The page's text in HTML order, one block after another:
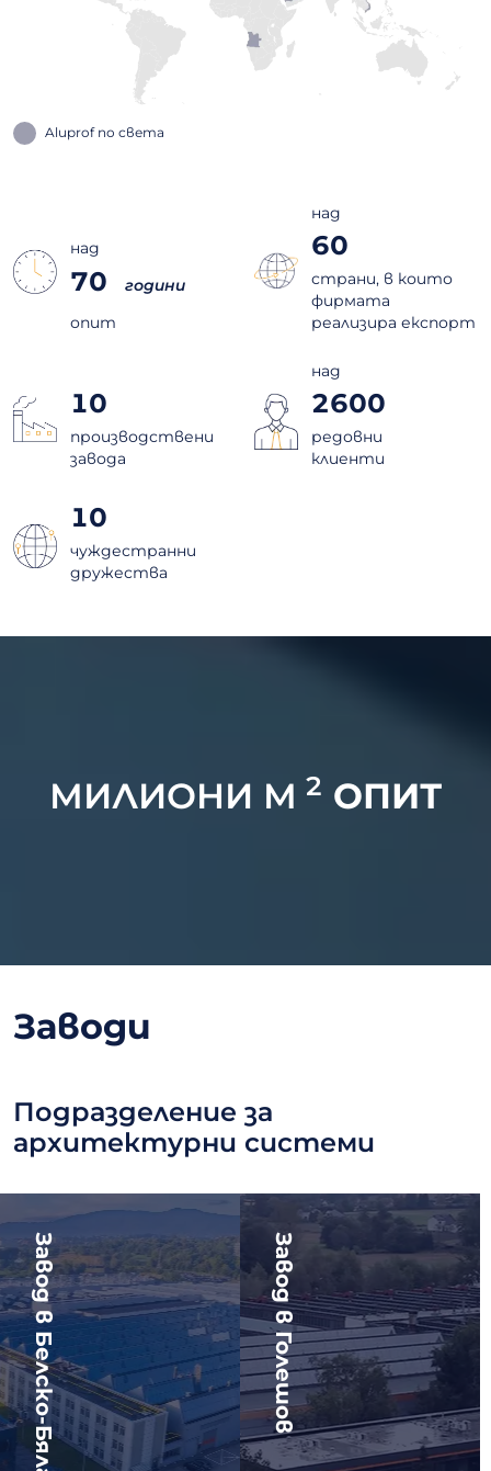
Aluprof по света
над
70
години
опит
над
60
страни, в които
фирмата
реализира експорт
10
производствени
завода
над
2600
редовни
клиенти
10
чуждестранни
дружества
МИЛИОНИ М 2 ОПИТ
Заводи
Подразделение за
архитектурни системи
Завод в Белско-Бяла Завод в Голешов